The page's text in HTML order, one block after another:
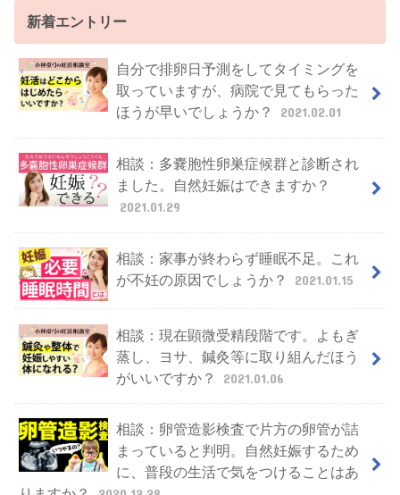
新着エントリー
自分で排卵日予測をしてタイミングを
取っていますが、病院で見てもらった
ほうが早いでしょうか？
2021.02.01
相談：多嚢胞性卵巣症候群と診断され
ました。自然妊娠はできますか？
2021.01.29
相談：家事が終わらず睡眠不足。これ
が不妊の原因でしょうか？
2021.01.15
相談：現在顕微受精段階です。よもぎ
蒸し、ヨサ、鍼灸等に取り組んだほう
がいいですか？
2021.01.06
相談：卵管造影検査で片方の卵管が詰
まっていると判明。自然妊娠するため
に、普段の生活で気をつけることはあ